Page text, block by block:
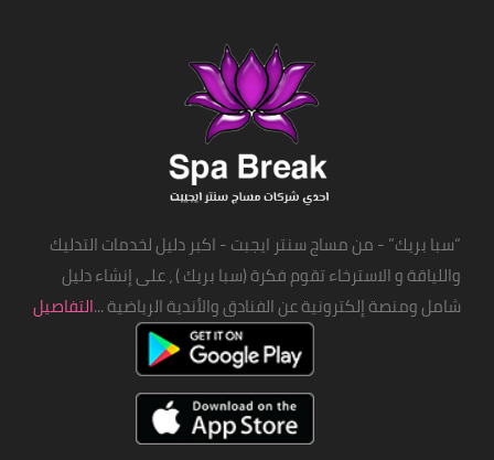
“سبا بريك” - من مساج سنتر ايجبت - اكبر دليل لخدمات التدليك
واللياقة و الاسترخاء تقوم فكرة (سبا بريك ) ، على إنشاء دليل
شامل ومنصة إلكترونية عن الفنادق والأندية الرياضية ...التفاصيل